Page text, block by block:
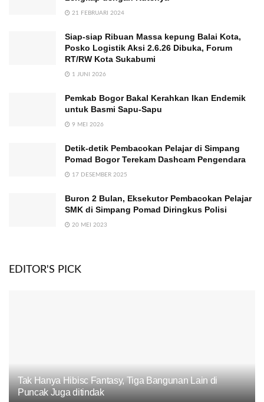
21 FEBRUARI 2024
Siap-siap Ribuan Massa kepung Balai Kota,
Posko Logistik Aksi 2.6.26 Dibuka, Forum
RT/RW Kota Sukabumi
1 JUNI 2026
Pemkab Bogor Bakal Kerahkan Ikan Endemik
untuk Basmi Sapu-Sapu
9 MEI 2026
Detik-detik Pembacokan Pelajar di Simpang
Pomad Bogor Terekam Dashcam Pengendara
17 DESEMBER 2025
Buron 2 Bulan, Eksekutor Pembacokan Pelajar
SMK di Simpang Pomad Diringkus Polisi
20 MEI 2023
EDITOR'S PICK
Tak Hanya Hibisc Fantasy, Tiga Bangunan Lain di
Puncak Juga ditindak